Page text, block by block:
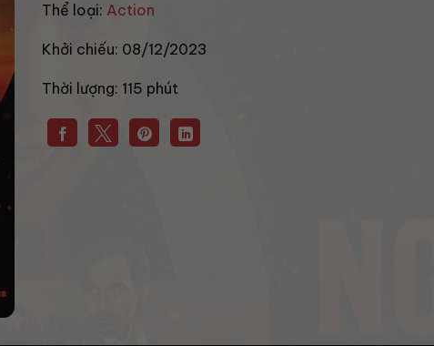
Thể loại: Action
Khởi chiếu: 08/12/2023
Thời lượng: 115 phút